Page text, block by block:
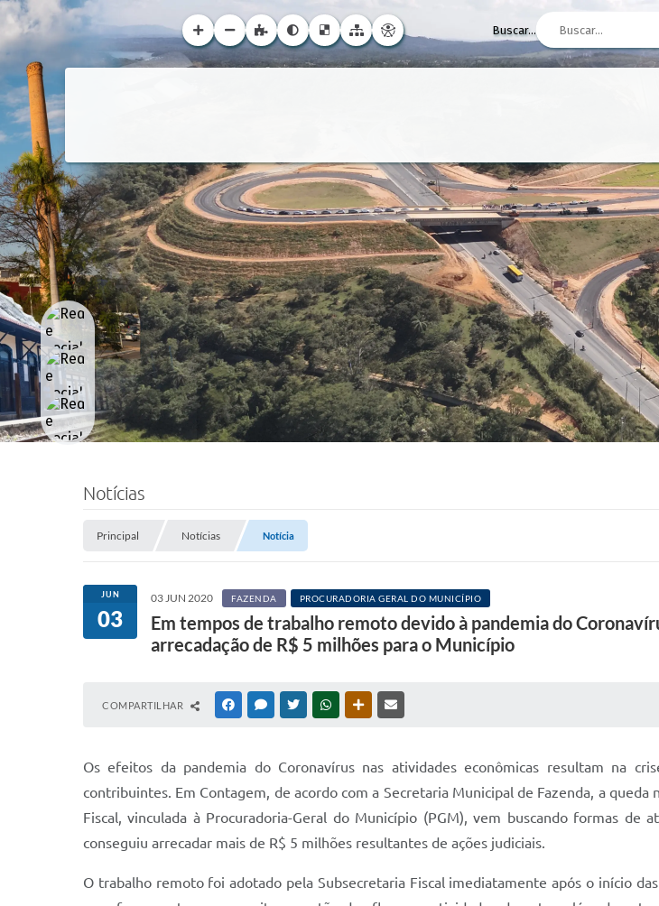
Buscar...
Notícias
Principal Notícias Notícia
JUN
03
03 JUN 2020 FAZENDA PROCURADORIA GERAL DO MUNICÍPIO
Em tempos de trabalho remoto devido à pandemia do
arrecadação de R$ 5 milhões para o Município
COMPARTILHAR FACEBOOKMESSENGER
TWITTERWHATSAPPOUTRAS MÍDIAS
Os efeitos da pandemia do Coronavírus nas atividades econômicas resultam na
contribuintes. Em Contagem, de acordo com a Secretaria Municipal de Fazenda, a
Fiscal, vinculada à Procuradoria-Geral do Município (PGM), vem buscando formas
conseguiu arrecadar mais de R$ 5 milhões resultantes de ações judiciais.
O trabalho remoto foi adotado pela Subsecretaria Fiscal imediatamente após o início